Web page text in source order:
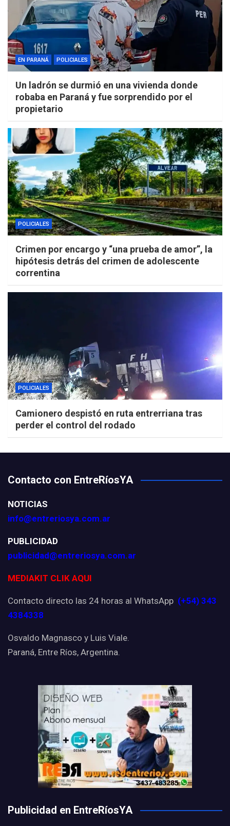
EN PARANÁ POLICIALES
Un ladrón se durmió en una vivienda donde
robaba en Paraná y fue sorprendido por el
propietario
POLICIALES
Crimen por encargo y “una prueba de amor”, la
hipótesis detrás del crimen de adolescente
correntina
POLICIALES
Camionero despistó en ruta entrerriana tras
perder el control del rodado
Contacto con EntreRíosYA
NOTICIAS
info@entreriosya.com.ar
PUBLICIDAD
publicidad@entreriosya.com.ar
MEDIAKIT CLIK AQUI
Contacto directo las 24 horas al WhatsApp (+54) 343
4384338
Osvaldo Magnasco y Luis Viale.
Paraná, Entre Ríos, Argentina.
Publicidad en EntreRíosYA